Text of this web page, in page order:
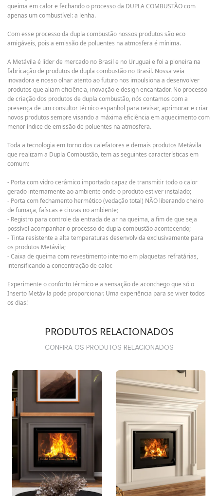
queima em calor e fechando o processo da DUPLA COMBUSTÃO com
apenas um combustível: a lenha.
Com esse processo da dupla combustão nossos produtos são eco
amigáveis, pois a emissão de poluentes na atmosfera é mínima.
A Metávila é líder de mercado no Brasil e no Uruguai e foi a pioneira na
fabricação de produtos de dupla combustão no Brasil. Nossa veia
inovadora e nosso olhar atento ao futuro nos impulsiona a desenvolver
produtos que aliam eficiência, inovação e design encantador. No processo
de criação dos produtos de dupla combustão, nós contamos com a
presença de um consultor técnico espanhol para revisar, aprimorar e criar
novos produtos sempre visando a máxima eficiência em aquecimento com
menor índice de emissão de poluentes na atmosfera.
Toda a tecnologia em torno dos calefatores e demais produtos Metávila
que realizam a Dupla Combustão, tem as seguintes características em
comum:
- Porta com vidro cerâmico importado capaz de transmitir todo o calor
gerado internamente ao ambiente onde o produto estiver instalado;
- Porta com fechamento hermético (vedação total) NÃO liberando cheiro
de fumaça, faíscas e cinzas no ambiente;
- Registro para controle da entrada de ar na queima, a fim de que seja
possível acompanhar o processo de dupla combustão acontecendo;
- Tinta resistente a alta temperaturas desenvolvida exclusivamente para
os produtos Metávila;
- Caixa de queima com revestimento interno em plaquetas refratárias,
intensificando a concentração de calor.
Experimente o conforto térmico e a sensação de aconchego que só o
Inserto Metávila pode proporcionar. Uma experiência para se viver todos
os dias!
PRODUTOS RELACIONADOS
CONFIRA OS PRODUTOS RELACIONADOS